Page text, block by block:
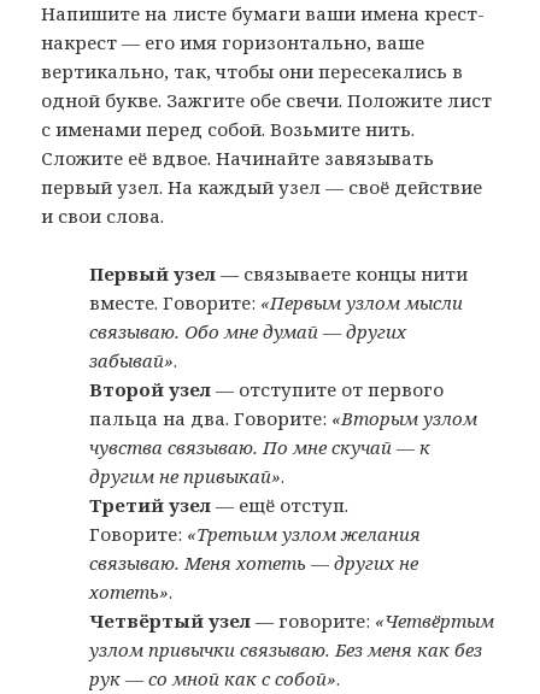
Напишите на листе бумаги ваши имена крест-
накрест — его имя горизонтально, ваше
вертикально, так, чтобы они пересекались в
одной букве. Зажгите обе свечи. Положите лист
с именами перед собой. Возьмите нить.
Сложите её вдвое. Начинайте завязывать
первый узел. На каждый узел — своё действие
и свои слова.
Первый узел — связываете концы нити
вместе. Говорите: «Первым узлом мысли
связываю. Обо мне думай — других
забывай».
Второй узел — отступите от первого
пальца на два. Говорите: «Вторым узлом
чувства связываю. По мне скучай — к
другим не привыкай».
Третий узел — ещё отступ.
Говорите: «Третьим узлом желания
связываю. Меня хотеть — других не
хотеть».
Четвёртый узел — говорите: «Четвёртым
узлом привычки связываю. Без меня как без
рук — со мной как с собой».